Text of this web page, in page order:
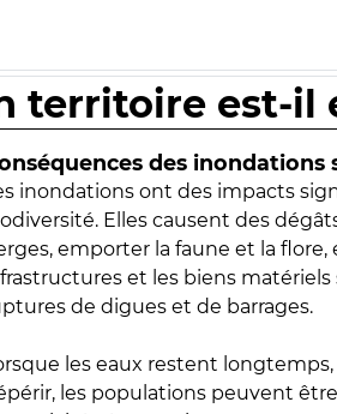
territoire est-il
des inondations
inondations ont des impacts
Elles causent des
emporter la faune et la
et les biens
de digues et de barrages.
les eaux restent
les populations peuvent